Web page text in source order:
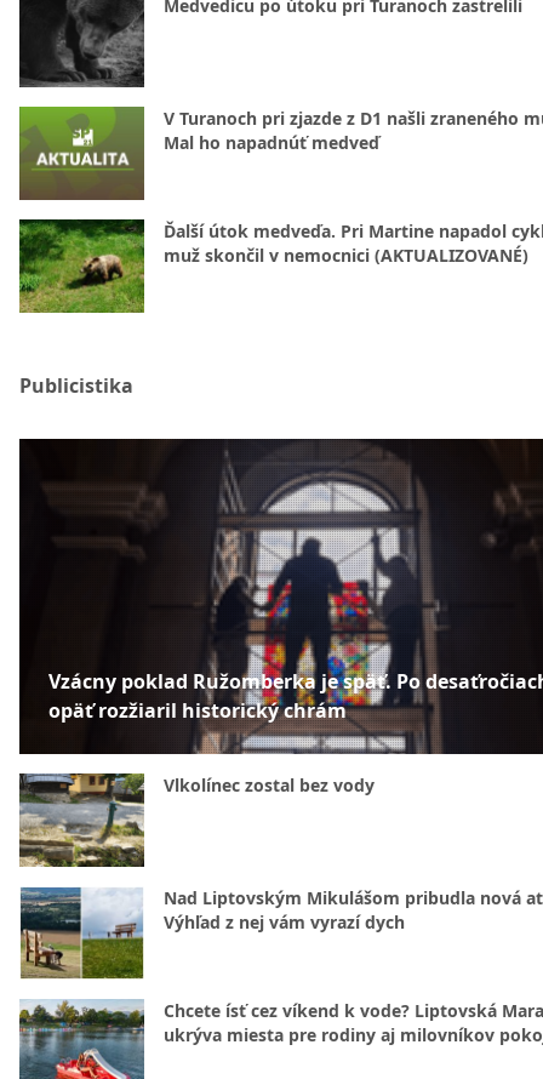
Medvedicu po útoku pri Turanoch zastrelili
V Turanoch pri zjazde z D1 našli zraneného
Mal ho napadnúť medveď
Ďalší útok medveďa. Pri Martine napadol
muž skončil v nemocnici (AKTUALIZOVANÉ)
Publicistika
Vzácny poklad Ružomberka je späť. Po
opäť rozžiaril historický chrám
Vlkolínec zostal bez vody
Nad Liptovským Mikulášom pribudla nová
Výhľad z nej vám vyrazí dych
Chcete ísť cez víkend k vode? Liptovská Mara
ukrýva miesta pre rodiny aj milovníkov